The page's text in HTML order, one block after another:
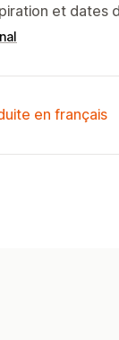
et
en français